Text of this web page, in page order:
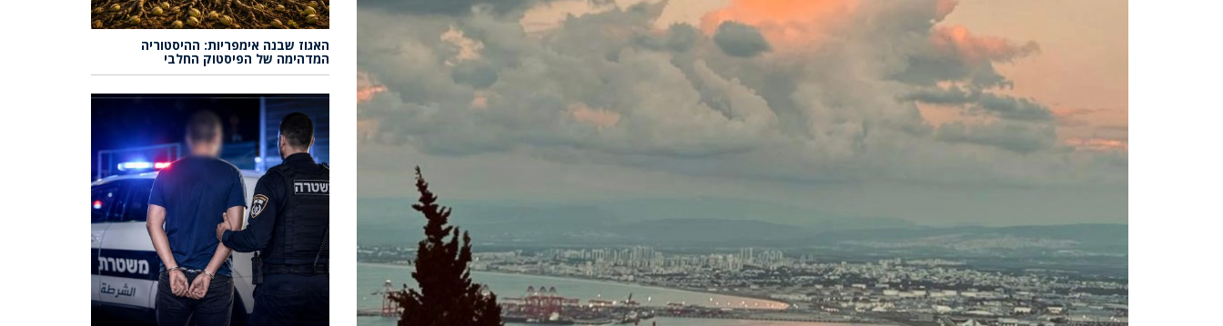
האגוז שבנה אימפריות: ההיסטוריה
המדהימה של הפיסטוק החלבי